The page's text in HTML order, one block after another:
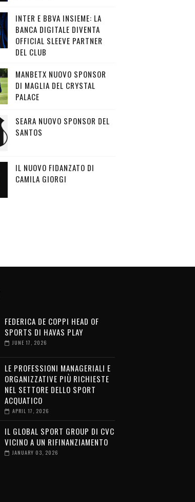
INTER E BBVA INSIEME: LA
BANCA DIGITALE DIVENTA
OFFICIAL SLEEVE PARTNER
DEL CLUB
MANBETX NUOVO SPONSOR
DI MAGLIA DEL CRYSTAL
PALACE
SEARA NUOVO SPONSOR DEL
SANTOS
IL NUOVO FIDANZATO DI
CAMILA GIORGI
FEDERICA DE COPPI HEAD OF
SPORTS DI HAVAS PLAY
JUNE 17, 2026
LE PROFESSIONI MANAGERIALI E
ORGANIZZATIVE PIÙ RICHIESTE
NEL SETTORE DELLO SPORT
ACQUATICO
APRIL 17, 2026
IL GLOBAL SPORT GROUP DI CVC
VICINO A UN RIFINANZIAMENTO
JANUARY 03, 2026